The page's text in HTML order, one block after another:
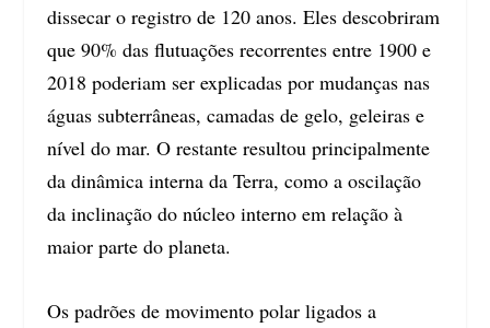
dissecar o registro de 120 anos. Eles descobriram
que 90% das flutuações recorrentes entre 1900 e
2018 poderiam ser explicadas por mudanças nas
águas subterrâneas, camadas de gelo, geleiras e
nível do mar. O restante resultou principalmente
da dinâmica interna da Terra, como a oscilação
da inclinação do núcleo interno em relação à
maior parte do planeta.
Os padrões de movimento polar ligados a